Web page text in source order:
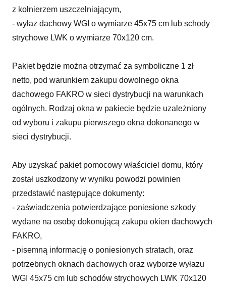
z kołnierzem uszczelniającym,
- wyłaz dachowy WGI o wymiarze 45x75 cm lub schody
strychowe LWK o wymiarze 70x120 cm.
Pakiet będzie można otrzymać za symboliczne 1 zł
netto, pod warunkiem zakupu dowolnego okna
dachowego FAKRO w sieci dystrybucji na warunkach
ogólnych. Rodzaj okna w pakiecie będzie uzależniony
od wyboru i zakupu pierwszego okna dokonanego w
sieci dystrybucji.
Aby uzyskać pakiet pomocowy właściciel domu, który
został uszkodzony w wyniku powodzi powinien
przedstawić następujące dokumenty:
- zaświadczenia potwierdzające poniesione szkody
wydane na osobę dokonującą zakupu okien dachowych
FAKRO,
- pisemną informację o poniesionych stratach, oraz
potrzebnych oknach dachowych oraz wyborze wyłazu
WGI 45x75 cm lub schodów strychowych LWK 70x120